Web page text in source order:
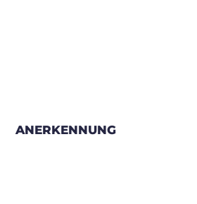
ANERKENNUNG